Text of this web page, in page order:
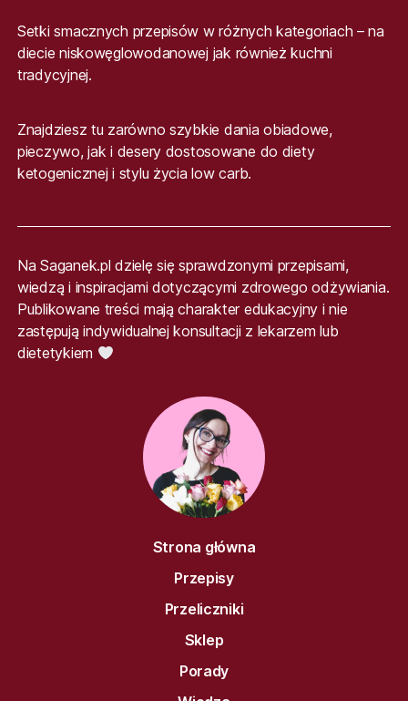
Setki smacznych przepisów w różnych kategoriach – na
diecie niskowęglowodanowej jak również kuchni
tradycyjnej.
Znajdziesz tu zarówno szybkie dania obiadowe,
pieczywo, jak i desery dostosowane do diety
ketogenicznej i stylu życia low carb.
Na Saganek.pl dzielę się sprawdzonymi przepisami,
wiedzą i inspiracjami dotyczącymi zdrowego odżywiania.
Publikowane treści mają charakter edukacyjny i nie
zastępują indywidualnej konsultacji z lekarzem lub
dietetykiem
Strona główna
Przepisy
Przeliczniki
Sklep
Porady